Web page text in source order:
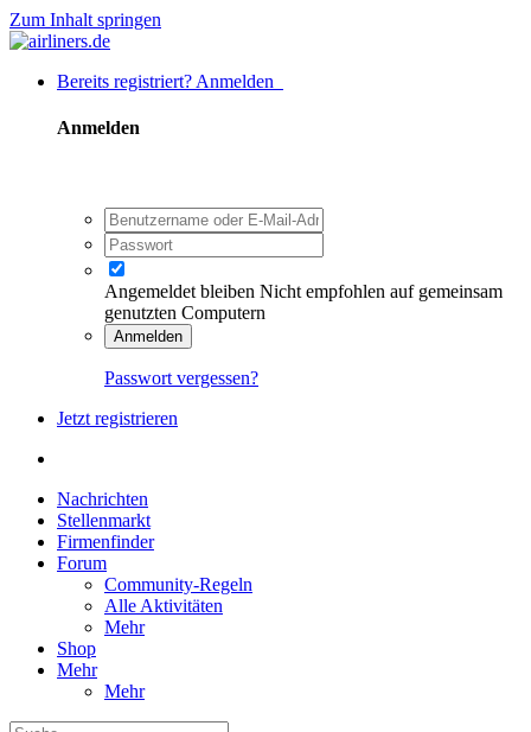
Zum Inhalt springen
Bereits registriert? Anmelden
Anmelden
Angemeldet bleiben Nicht empfohlen auf gemeinsam
genutzten Computern
Anmelden
Passwort vergessen?
Jetzt registrieren
Nachrichten
Stellenmarkt
Firmenfinder
Forum
Community-Regeln
Alle Aktivitäten
Mehr
Shop
Mehr
Mehr